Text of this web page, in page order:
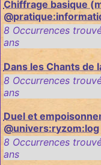
Chiffrage basique
8 Occurrences
ans
Dans les Chants de
8 Occurrences
ans
Duel et
@univers:ryzom:log
8 Occurrences
ans